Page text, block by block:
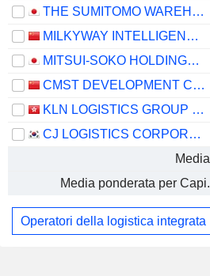
THE SUMITOMO WAREHOUSE CO., LTD.
MILKYWAY INTELLIGENT SUPPLY CHAIN SERVICE GROUPCO., LTD.
MITSUI-SOKO HOLDINGS CO., LTD.
CMST DEVELOPMENT CO.,LTD.
KLN LOGISTICS GROUP LIMITED
CJ LOGISTICS CORPORATION
Media
Media ponderata per Capi.
Operatori della logistica integrata